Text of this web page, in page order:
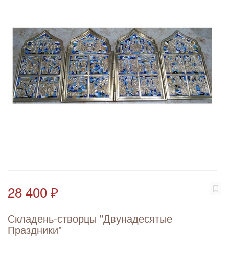
28 400 ₽
Складень-створцы "Двунадесятые
Праздники"